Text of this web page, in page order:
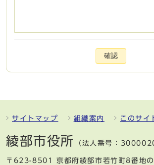
確認
サイトマップ 組織案内 このサイ
綾部市役所 （法人番号：
〒623-8501 京都府綾部市若竹町8番地の